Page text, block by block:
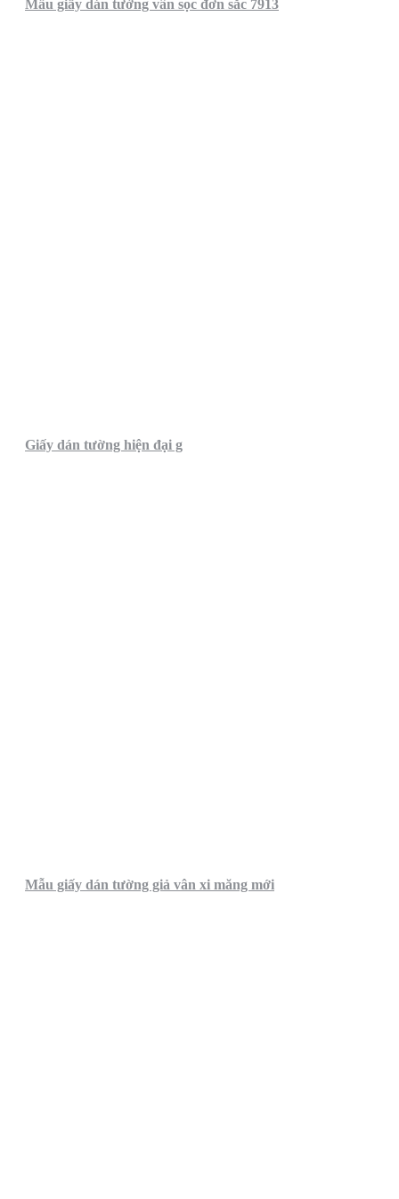
Mẫu giấy dán tường vân sọc đơn sắc 7913
Giấy dán tường hiện đại g
Mẫu giấy dán tường giả vân xi măng mới